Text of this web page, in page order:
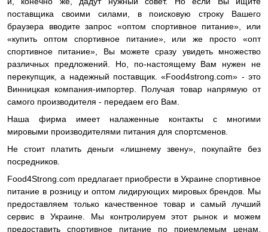
поставщика своими силами, в поисковую строку Вашего
браузера вводите запрос «оптом спортивное питание», или
«купить оптом спортивное питание», или же просто «опт
спортивное питание», Вы можете сразу увидеть множество
различных предложений. Но, по-настоящему Вам нужен не
перекупщик, а надежный поставщик. «Food4strong.com» - это
Винницкая компания-импортер. Получая товар напрямую от
самого производителя - передаем его Вам.
Наша фирма имеет налаженные контакты с многими
мировыми производителями питания для спортсменов.
Не стоит платить деньги «лишнему звену», покупайте без
посредников.
Food4Strong.com предлагает приобрести в Украине спортивное
питание в розницу и оптом лидирующих мировых брендов. Мы
предоставляем только качественное товар и самый лучший
сервис в Украине. Мы контролируем этот рынок и можем
предоставить спортивное питание по приемлемым ценам,